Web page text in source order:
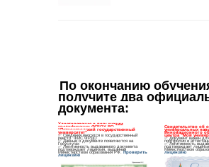
По окончанию
получите два
документа: